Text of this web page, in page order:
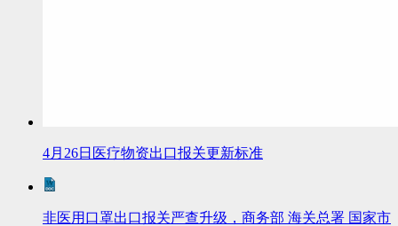
4月26日医疗物资出口报关更新标准
非医用口罩出口报关严查升级，商务部 海关总署 国家市